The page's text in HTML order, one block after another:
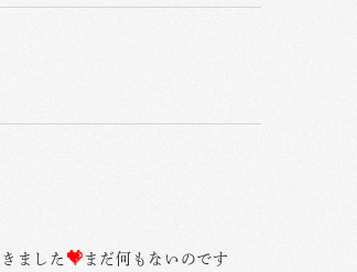
ました
まだ何もないのです